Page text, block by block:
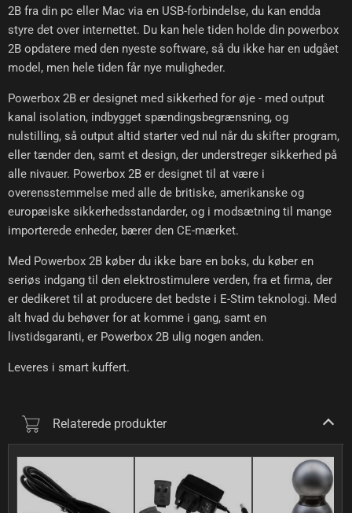
2B fra din pc eller Mac via en USB-forbindelse, du kan endda
styre det over internettet. Du kan hele tiden holde din powerbox
2B opdatere med den nyeste software, så du ikke har en udgået
model, men hele tiden får nye muligheder.
Powerbox 2B er designet med sikkerhed for øje - med output
kanal isolation, indbygget spændingsbegrænsning, og
nulstilling, så output altid starter ved nul når du skifter program,
eller tænder den, samt et design, der understreger sikkerhed på
alle nivauer. Powerbox 2B er designet til at være i
overensstemmelse med alle de britiske, amerikanske og
europæiske sikkerhedsstandarder, og i modsætning til mange
importerede enheder, bærer den CE-mærket.
Med Powerbox 2B køber du ikke bare en boks, du køber en
seriøs indgang til den elektrostimulere verden, fra et firma, der
er dedikeret til at producere det bedste i E-Stim teknologi. Med
alt hvad du behøver for at komme i gang, samt en
livstidsgaranti, er Powerbox 2B ulig nogen anden.
Leveres i smart kuffert.
Relaterede produkter